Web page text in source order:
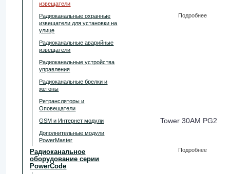
извещатели
Радиоканальные охранные
извещатели для установки на
улице
Радиоканальные аварийные
извещатели
Радиоканальные устройства
управления
Радиоканальные брелки и
жетоны
Ретрансляторы и
Оповещатели
GSM и Интернет модули
Дополнительные модули
PowerMaster
Радиоканальное
оборудование серии
PowerCode
Подробнее
Tower 30AM PG2
Подробнее